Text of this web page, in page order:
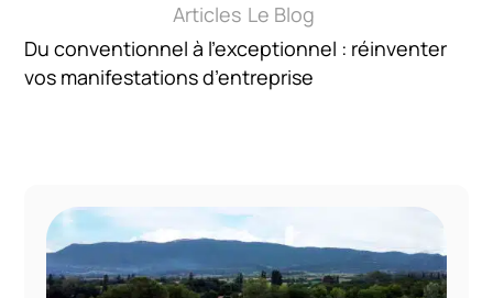
Articles Le Blog
Du conventionnel à l’exceptionnel : réinventer
vos manifestations d’entreprise